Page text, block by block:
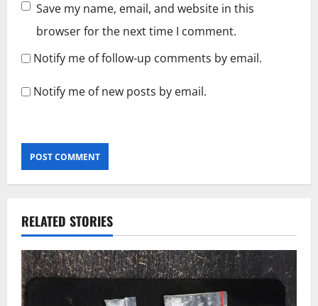
Save my name, email, and website in this
browser for the next time I comment.
Notify me of follow-up comments by email.
Notify me of new posts by email.
RELATED STORIES